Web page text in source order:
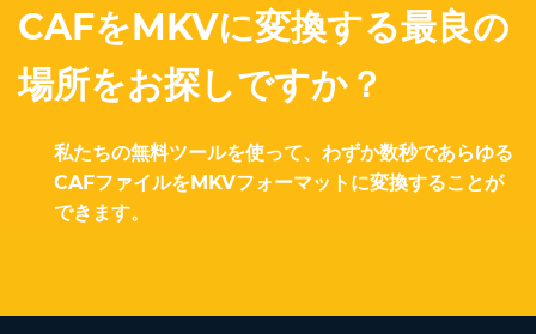
CAFをMKVに変換する最良の
場所をお探しですか？
私たちの無料ツールを使って、わずか数秒であらゆる
CAFファイルをMKVフォーマットに変換することが
できます。